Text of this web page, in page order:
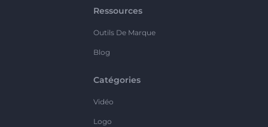
Ressources
Outils De Marque
Blog
Catégories
Vidéo
Logo